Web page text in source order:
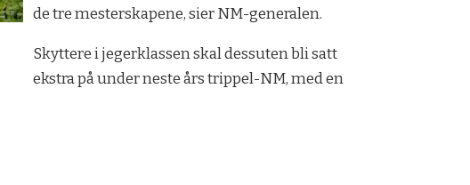
de tre mesterskapene, sier NM-generalen.
Skyttere i jegerklassen skal dessuten bli satt
ekstra på under neste års trippel-NM, med en